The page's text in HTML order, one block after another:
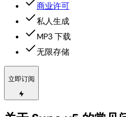
商业许可
私人生成
MP3 下载
无限存储
立即订阅